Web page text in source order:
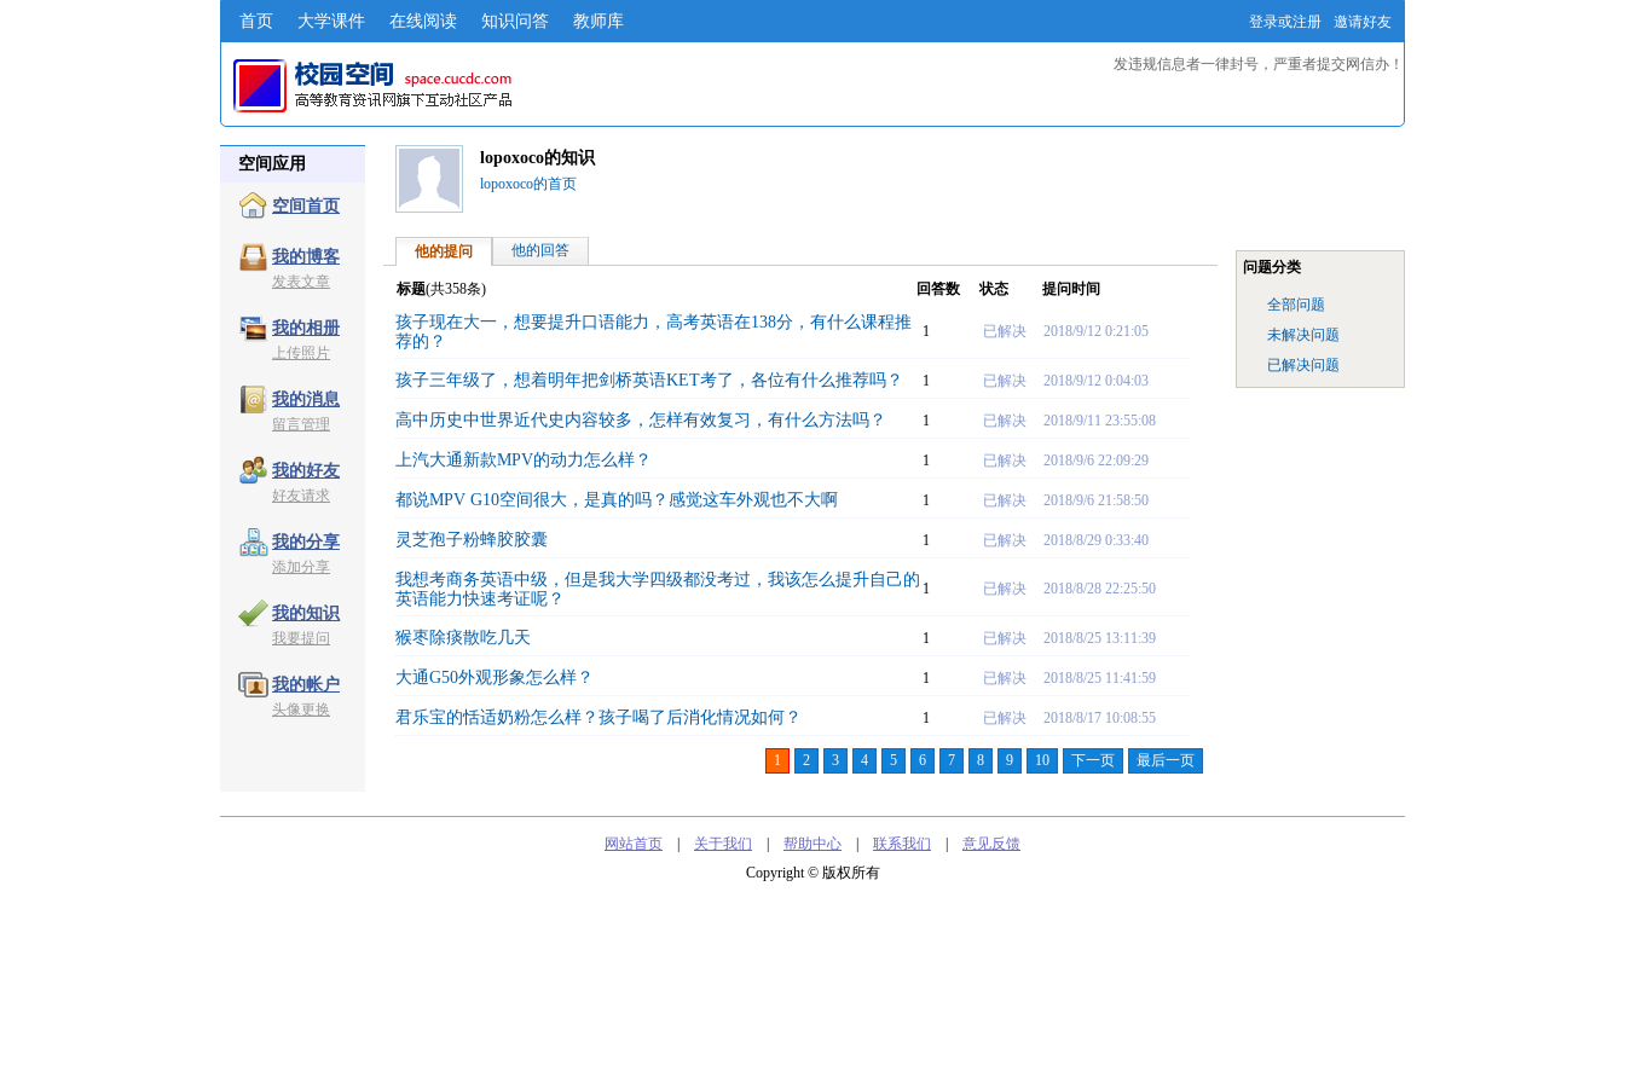
登录或注册 邀请好友
首页 大学课件 在线阅读 知识问答 教师库
发违规信息者一律封号，严重者提交网信办！
空间应用
空间首页
我的博客
发表文章
我的相册
上传照片
我的消息
留言管理
我的好友
好友请求
我的分享
添加分享
我的知识
我要提问
我的帐户
头像更换
lopoxoco的知识
lopoxoco的首页
他的提问 他的回答
标题(共358条) 回答数 状态 提问时间
孩子现在大一，想要提升口语能力，高考英语在138分，有什么课程推
荐的？
1 已解决 2018/9/12 0:21:05
孩子三年级了，想着明年把剑桥英语KET考了，各位有什么推荐吗？ 1 已解决 2018/9/12 0:04:03
高中历史中世界近代史内容较多，怎样有效复习，有什么方法吗？ 1 已解决 2018/9/11 23:55:08
上汽大通新款MPV的动力怎么样？ 1 已解决 2018/9/6 22:09:29
都说MPV G10空间很大，是真的吗？感觉这车外观也不大啊 1 已解决 2018/9/6 21:58:50
灵芝孢子粉蜂胶胶囊 1 已解决 2018/8/29 0:33:40
我想考商务英语中级，但是我大学四级都没考过，我该怎么提升自己的
英语能力快速考证呢？
1 已解决 2018/8/28 22:25:50
猴枣除痰散吃几天 1 已解决 2018/8/25 13:11:39
大通G50外观形象怎么样？ 1 已解决 2018/8/25 11:41:59
君乐宝的恬适奶粉怎么样？孩子喝了后消化情况如何？ 1 已解决 2018/8/17 10:08:55
1 2 3 4 5 6 7 8 9 10 下一页 最后一页
问题分类
全部问题
未解决问题
已解决问题
网站首页 关于我们 帮助中心 联系我们
意见反馈
Copyright © 版权所有